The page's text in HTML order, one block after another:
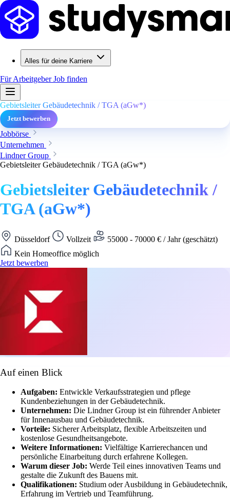
Alles für deine Karriere
Für ArbeitgeberJob finden
Gebietsleiter Gebäudetechnik / TGA (aGw*)
Jetzt bewerben
Jobbörse
Unternehmen
Lindner Group
Gebietsleiter Gebäudetechnik / TGA (aGw*)
Gebietsleiter Gebäudetechnik /
TGA (aGw*)
Düsseldorf Vollzeit
55000 - 70000 € / Jahr (geschätzt)
Kein Homeoffice möglich
Jetzt bewerben
Auf einen Blick
Aufgaben: Entwickle Verkaufsstrategien und pflege
Kundenbeziehungen in der Gebäudetechnik.
Unternehmen: Die Lindner Group ist ein führender Anbieter
für Innenausbau und Gebäudetechnik.
Vorteile: Sicherer Arbeitsplatz, flexible Arbeitszeiten und
kostenlose Gesundheitsangebote.
Weitere Informationen: Vielfältige Karrierechancen und
persönliche Einarbeitung durch erfahrene Kollegen.
Warum dieser Job: Werde Teil eines innovativen Teams und
gestalte die Zukunft des Bauens mit.
Qualifikationen: Studium oder Ausbildung in Gebäudetechnik,
Erfahrung im Vertrieb und Teamführung.